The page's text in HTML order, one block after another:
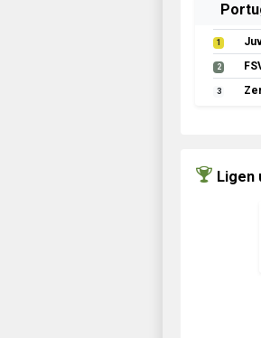
1
2
3
Ligen